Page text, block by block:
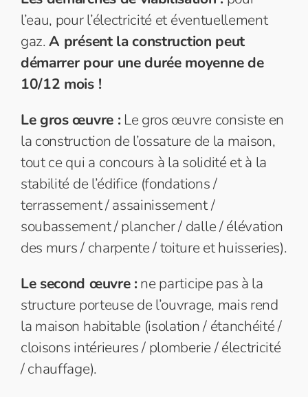
l’eau, pour l’électricité et éventuellement
gaz.A présent la construction peut
démarrer pour une durée moyenne de
10/12 mois !
Le gros œuvre :Le gros œuvre consiste en
la construction de l’ossature de la maison,
tout ce qui a concours à la solidité et à la
stabilité de l’édifice (fondations /
terrassement / assainissement /
soubassement / plancher / dalle / élévation
des murs / charpente / toiture et huisseries).
Le second œuvre :ne participe pas à la
structure porteuse de l’ouvrage, mais rend
la maison habitable (isolation / étanchéité /
cloisons intérieures / plomberie / électricité
/ chauffage).